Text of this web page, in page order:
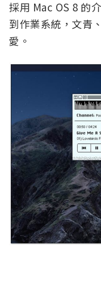
採用 Mac OS 8 的
到作業系統，文青
愛。